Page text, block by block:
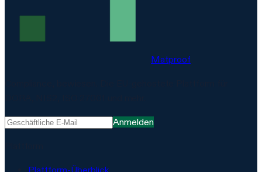
Matproof
Anmelden